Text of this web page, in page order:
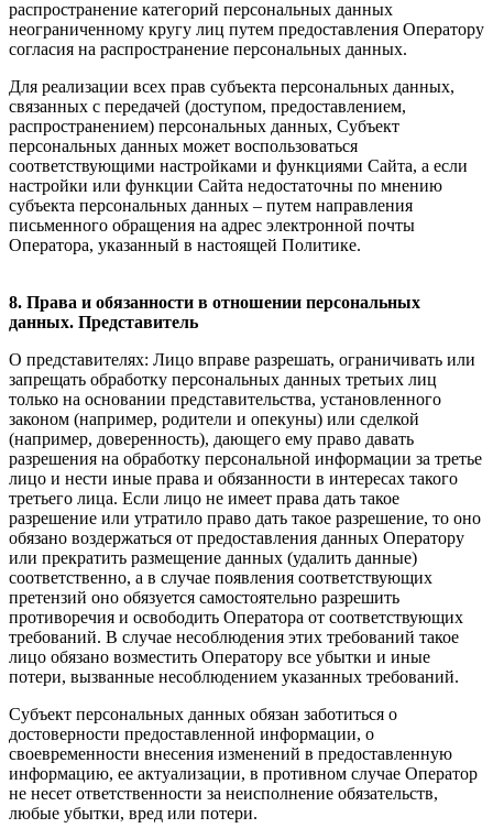
распространение категорий персональных данных
неограниченному кругу лиц путем предоставления Оператору
согласия на распространение персональных данных.
Для реализации всех прав субъекта персональных данных,
связанных с передачей (доступом, предоставлением,
распространением) персональных данных, Субъект
персональных данных может воспользоваться
соответствующими настройками и функциями Сайта, а если
настройки или функции Сайта недостаточны по мнению
субъекта персональных данных – путем направления
письменного обращения на адрес электронной почты
Оператора, указанный в настоящей Политике.
8. Права и обязанности в отношении персональных
данных. Представитель
О представителях: Лицо вправе разрешать, ограничивать или
запрещать обработку персональных данных третьих лиц
только на основании представительства, установленного
законом (например, родители и опекуны) или сделкой
(например, доверенность), дающего ему право давать
разрешения на обработку персональной информации за третье
лицо и нести иные права и обязанности в интересах такого
третьего лица. Если лицо не имеет права дать такое
разрешение или утратило право дать такое разрешение, то оно
обязано воздержаться от предоставления данных Оператору
или прекратить размещение данных (удалить данные)
соответственно, а в случае появления соответствующих
претензий оно обязуется самостоятельно разрешить
противоречия и освободить Оператора от соответствующих
требований. В случае несоблюдения этих требований такое
лицо обязано возместить Оператору все убытки и иные
потери, вызванные несоблюдением указанных требований.
Субъект персональных данных обязан заботиться о
достоверности предоставленной информации, о
своевременности внесения изменений в предоставленную
информацию, ее актуализации, в противном случае Оператор
не несет ответственности за неисполнение обязательств,
любые убытки, вред или потери.